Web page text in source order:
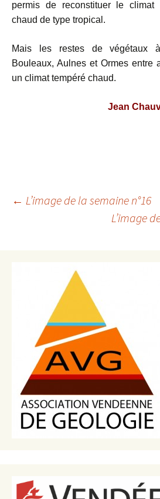
permis de reconstituer le climat
chaud de type tropical.
Mais les restes de végétaux
Bouleaux, Aulnes et Ormes entre
un climat tempéré chaud.
Jean
Navigation
← L’image de la semaine n°16
L’image